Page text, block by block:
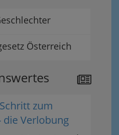
Österreich
zum
die Verlobung